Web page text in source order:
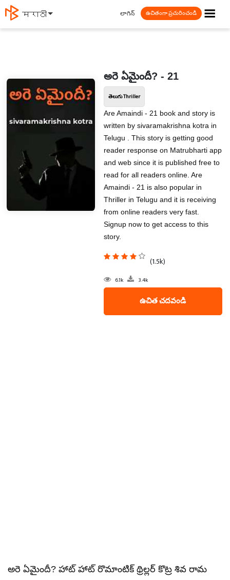
मराठी ☰
లాగిన్ ఉచితంగా ప్రచురించండి
అరె ఏమైందీ? - 21
తెలుగు Thriller
Are Amaindi - 21 book and story is
written by sivaramakrishna kotra in
Telugu . This story is getting good
reader response on Matrubharti app
and web since it is published free to
read for all readers online. Are
Amaindi - 21 is also popular in
Thriller in Telugu and it is receiving
from online readers very fast.
Signup now to get access to this
story.
(1.5k)
6.1k 3.4k
ఉచిత చదవండి
అరె ఏమైందీ? హాట్ హాట్ రొమాంటిక్ థ్రిల్లర్ కొట్ర శివ రామ